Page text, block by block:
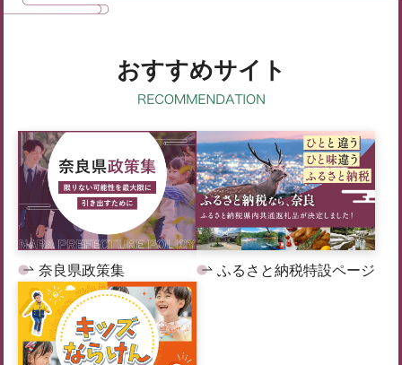
おすすめサイト
奈良県政策集 ふるさと納税特設ページ